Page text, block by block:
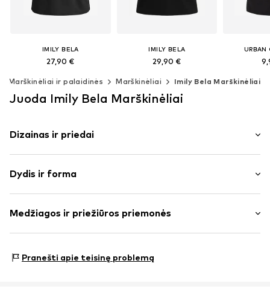
IMILY BELA
27,90 €
Galimi dydžiai: S, M, L, XL
Į krepšelį
IMILY BELA
29,90 €
Galimi dydžiai: M, L, XL, XXL
Į krepšelį
URBAN
Galimi
Marškinėliai ir palaidinės Marškinėliai Imily Bela Marškinėliai
Juoda Imily Bela Marškinėliai
Dizainas ir priedai
plonas trikotažas
Plačios petnešėlės
Apskrita kaklo iškirptė
Dygsniuotas apvadas / kraštas
Dydis ir forma
Ilgis: Normalaus ilgio
Pritaikomumas: Laisva forma
Dydžių lentelė
Medžiagos ir priežiūros priemonės
Pranešti apie teisinę problemą